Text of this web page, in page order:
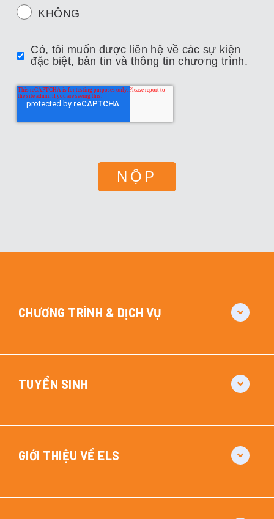
KHÔNG
Có, tôi muốn được liên hệ về các sự kiện
đặc biệt, bản tin và thông tin chương trình.
CHƯƠNG TRÌNH & DỊCH VỤ
TUYỂN SINH
GIỚI THIỆU VỀ ELS